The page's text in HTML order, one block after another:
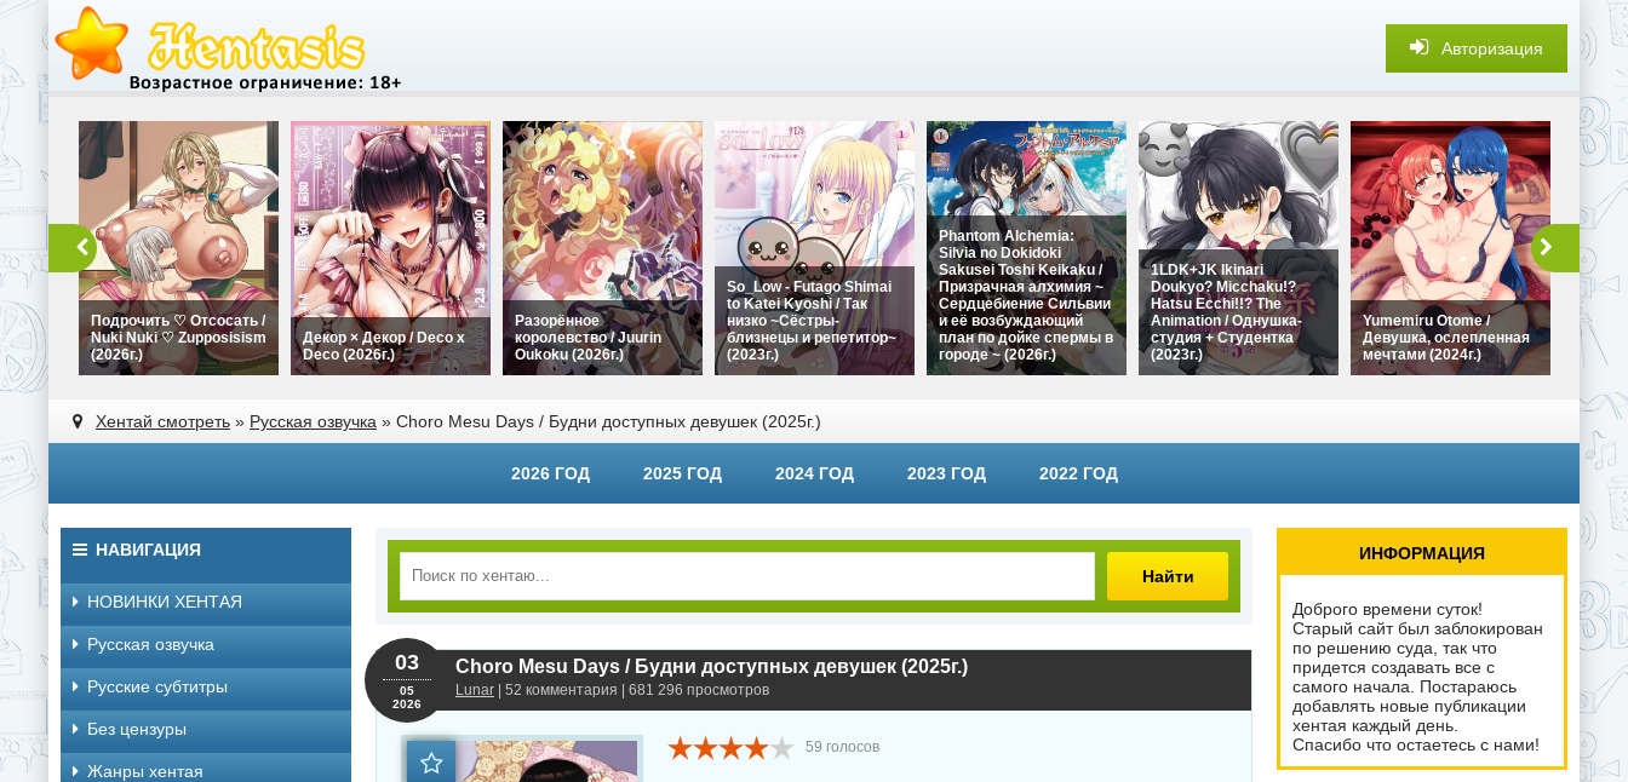
Авторизация
Подрочить ♡ Отсосать /
Nuki Nuki ♡ Zupposisism
(2026г.)
Декор × Декор / Deco x
Deco (2026г.)
Разорённое
королевство / Juurin
Oukoku (2026г.)
So_Low - Futago Shimai
to Katei Kyoshi / Так
низко ~Сёстры-
близнецы и репетитор~
(2023г.)
Phantom Alchemia:
Silvia no Dokidoki
Sakusei Toshi Keikaku /
Призрачная алхимия ~
Сердцебиение Сильвии
и её возбуждающий
план по дойке спермы в
городе ~ (2026г.)
1LDK+JK Ikinari
Doukyo? Micchaku!?
Hatsu Ecchi!!? The
Animation / Однушка-
студия + Студентка
(2023г.)
Yumemiru Otome /
Девушка, ослепленная
мечтами (2024г.)
Ookii
desu
(2026г.)
Хентай смотреть » Русская озвучка » Choro Mesu Days / Будни доступных девушек (2025г.)
2026 ГОД 2025 ГОД 2024 ГОД 2023 ГОД 2022 ГОД
Найти
Choro Mesu Days / Будни доступных девушек (2025г.)
Lunar | 52 комментария | 681 296 просмотров
03
05
2026
59 голосов
НАВИГАЦИЯ
НОВИНКИ ХЕНТАЯ
Русская озвучка
Русские субтитры
Без цензуры
Жанры хентая
ИНФОРМАЦИЯ
Доброго времени суток!
Старый сайт был заблокирован
по решению суда, так что
придется создавать все с
самого начала. Постараюсь
добавлять новые публикации
хентая каждый день.
Спасибо что остаетесь с нами!